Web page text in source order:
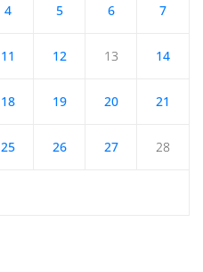
4 5 6 7
11 12 13 14
18 19 20 21
25 26 27 28